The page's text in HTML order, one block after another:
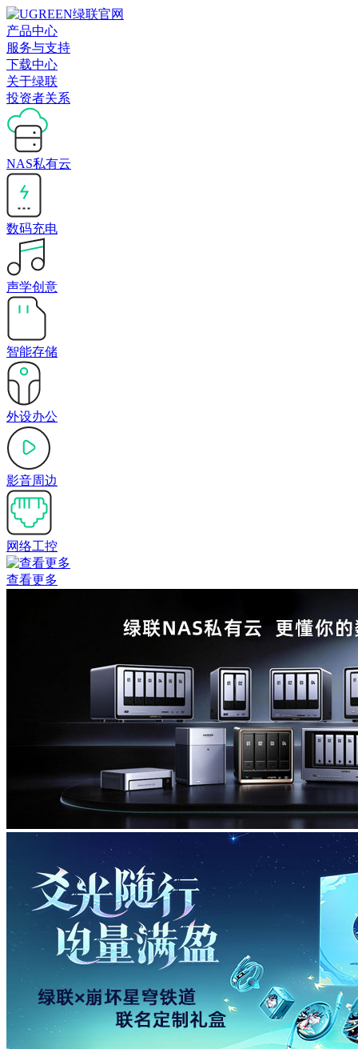
产品中心
服务与支持
下载中心
关于绿联
投资者关系
NAS私有云
数码充电
声学创意
智能存储
外设办公
影音周边
网络工控
查看更多